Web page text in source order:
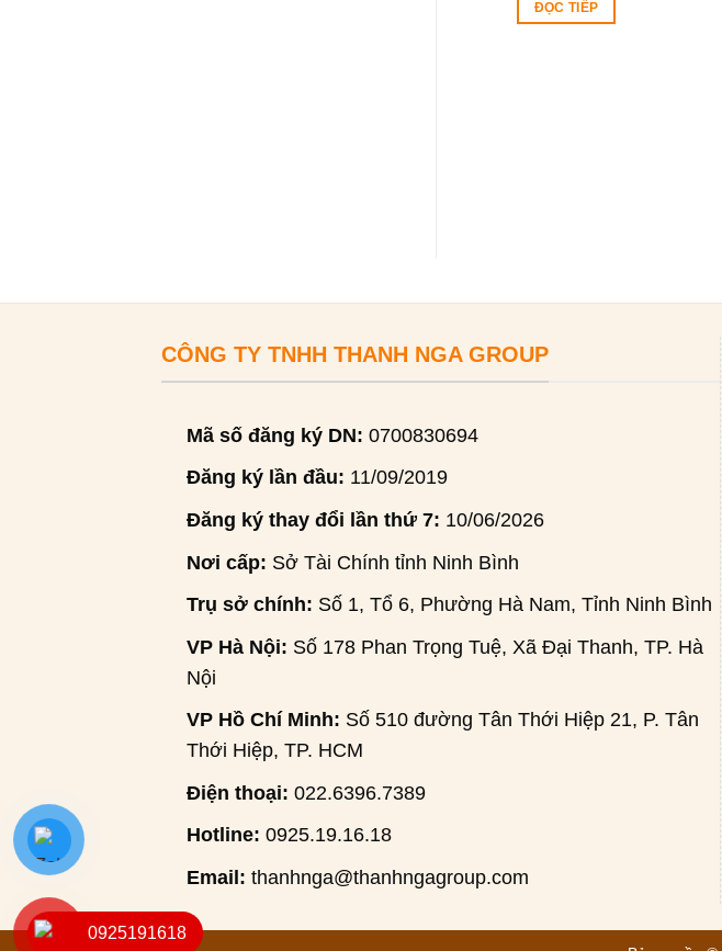
ĐỌC TIẾP
CÔNG TY TNHH THANH NGA GROUP
Mã số đăng ký DN: 0700830694
Đăng ký lần đầu: 11/09/2019
Đăng ký thay đổi lần thứ 7: 10/06/2026
Nơi cấp: Sở Tài Chính tỉnh Ninh Bình
Trụ sở chính: Số 1, Tổ 6, Phường Hà Nam, Tỉnh Ninh Bình
VP Hà Nội: Số 178 Phan Trọng Tuệ, Xã Đại Thanh, TP. Hà
Nội
VP Hồ Chí Minh: Số 510 đường Tân Thới Hiệp 21, P. Tân
Thới Hiệp, TP. HCM
Điện thoại: 022.6396.7389
Hotline: 0925.19.16.18
Email: thanhnga@thanhngagroup.com
0925191618